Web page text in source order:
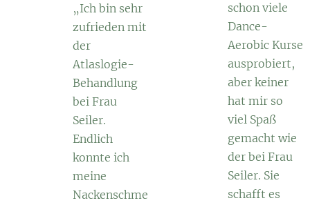
„Ich bin sehr
zufrieden mit
der
Atlaslogie-
Behandlung
bei Frau
Seiler.
Endlich
konnte ich
meine
Nackenschme
schon viele
Dance-
Aerobic Kurse
ausprobiert,
aber keiner
hat mir so
viel Spaß
gemacht wie
der bei Frau
Seiler. Sie
schafft es